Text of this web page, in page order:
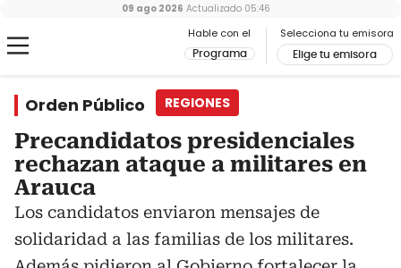
Hable con el
Programa
Selecciona tu emisora
Elige tu emisora
09 ago 2026 Actualizado 05:46
Orden Público REGIONES
Precandidatos presidenciales
rechazan ataque a militares en
Arauca
Los candidatos enviaron mensajes de
solidaridad a las familias de los militares.